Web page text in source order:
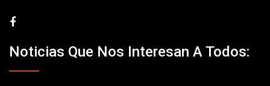
Noticias Que Nos Interesan A Todos: